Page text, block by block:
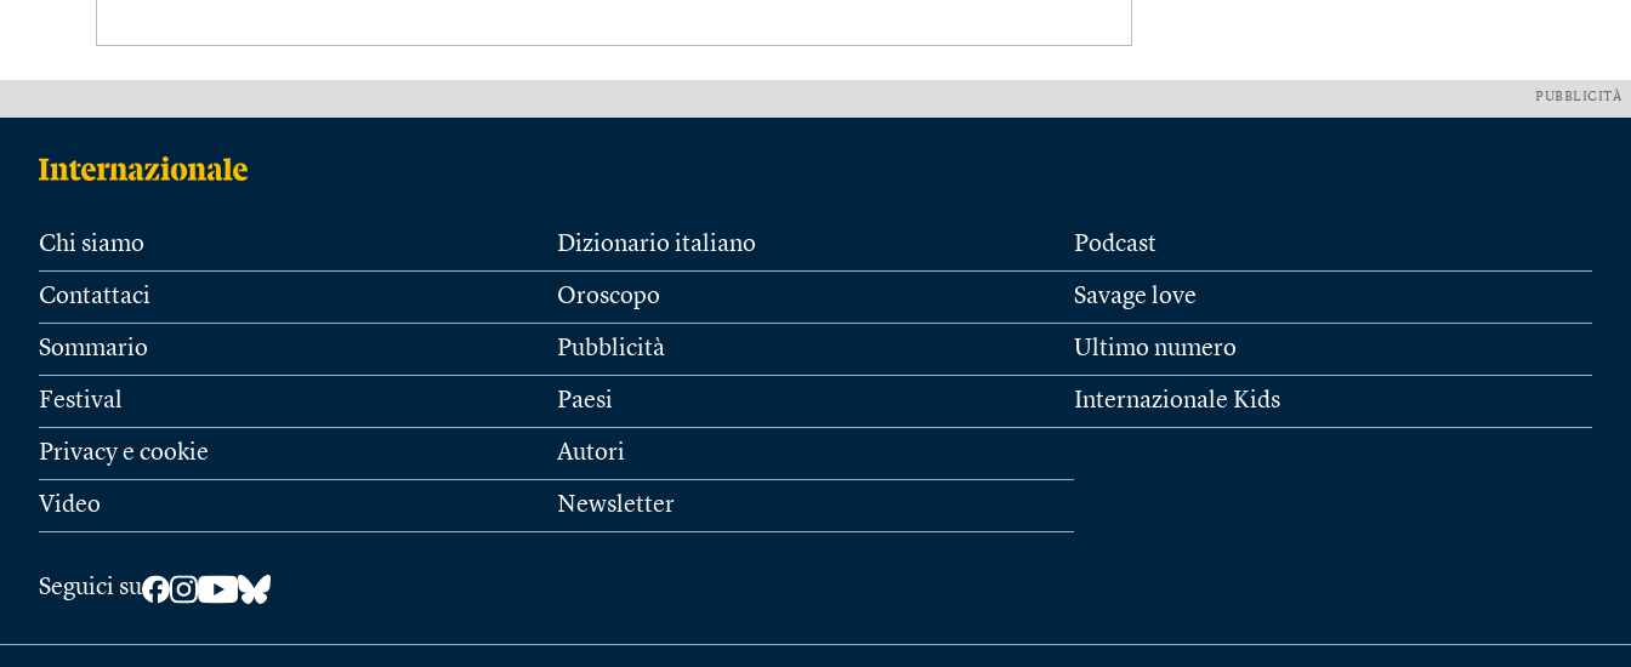
PUBBLICITÀ
Chi siamo
Contattaci
Sommario
Festival
Privacy e cookie
Video
Dizionario italiano
Oroscopo
Pubblicità
Paesi
Autori
Newsletter
Podcast
Savage love
Ultimo numero
Internazionale Kids
Seguici su